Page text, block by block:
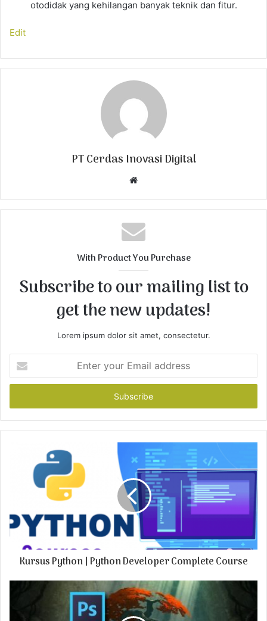
otodidak yang kehilangan banyak teknik dan fitur.
Edit
PT Cerdas Inovasi Digital
b
s
i
With Product You Purchase
Subscribe to our mailing list to
get the new updates!
Lorem ipsum dolor sit amet, consectetur.
t
r
y
l
a
Kursus Python | Python Developer Complete Course